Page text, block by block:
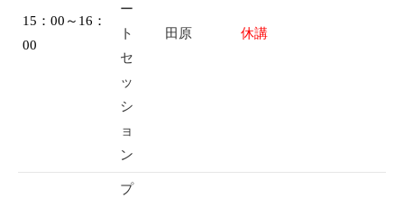
15：00～16：
00
ー
ト
セ
ッ
シ
ョ
ン
田原 休講
プ